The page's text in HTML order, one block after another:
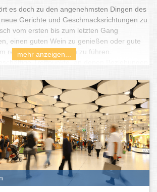
es doch zu den angenehmsten Dingen des
Gerichte und Geschmacksrichtungen zu
vom ersten bis zum letzten Gang
einen guten Wein zu genießen oder gute
reich gedeckten Tisch zu führen.
Treffpunkte, an denen Beziehungen
für die schönsten und
der soziale Kleber der Gesellschaft. Kurz:
Leben.
mehr anzeigen...